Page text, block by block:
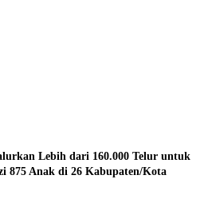
Lebih dari 160.000 Telur untuk
875 Anak di 26 Kabupaten/Kota